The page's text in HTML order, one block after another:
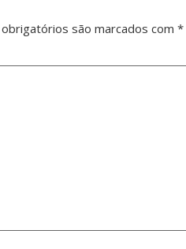
são marcados com *